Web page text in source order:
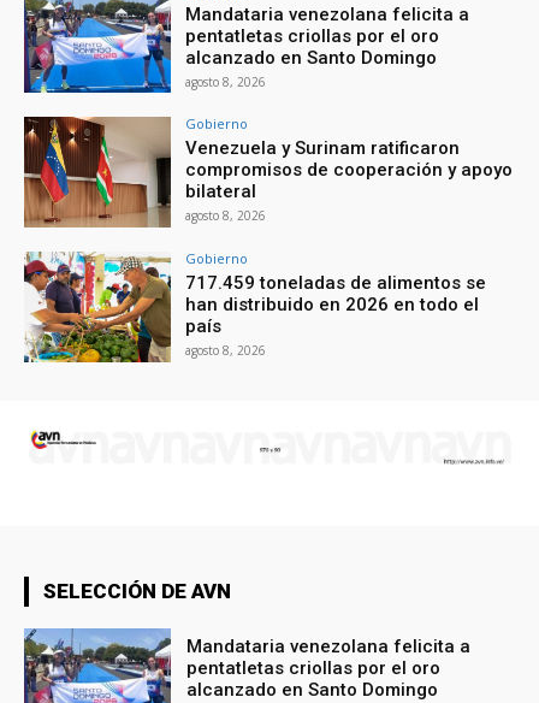
Mandataria venezolana felicita a
pentatletas criollas por el oro
alcanzado en Santo Domingo
agosto 8, 2026
Gobierno
Venezuela y Surinam ratificaron
compromisos de cooperación y apoyo
bilateral
agosto 8, 2026
Gobierno
717.459 toneladas de alimentos se
han distribuido en 2026 en todo el
país
agosto 8, 2026
SELECCIÓN DE AVN
Mandataria venezolana felicita a
pentatletas criollas por el oro
alcanzado en Santo Domingo